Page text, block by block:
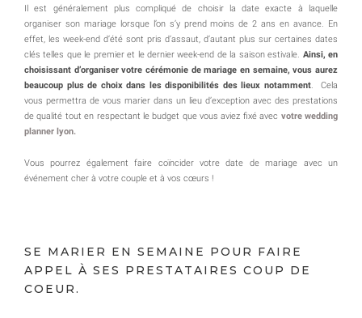
Il est généralement plus compliqué de choisir la date exacte à laquelle
organiser son mariage lorsque l’on s’y prend moins de 2 ans en avance. En
effet, les week-end d’été sont pris d’assaut, d’autant plus sur certaines dates
clés telles que le premier et le dernier week-end de la saison estivale. Ainsi, en
choisissant d’organiser votre cérémonie de mariage en semaine, vous aurez
beaucoup plus de choix dans les disponibilités des lieux notamment. Cela
vous permettra de vous marier dans un lieu d’exception avec des prestations
de qualité tout en respectant le budget que vous aviez fixé avec votre wedding
planner lyon.
Vous pourrez également faire coïncider votre date de mariage avec un
événement cher à votre couple et à vos cœurs !
SE MARIER EN SEMAINE POUR FAIRE
APPEL À SES PRESTATAIRES COUP DE
COEUR.